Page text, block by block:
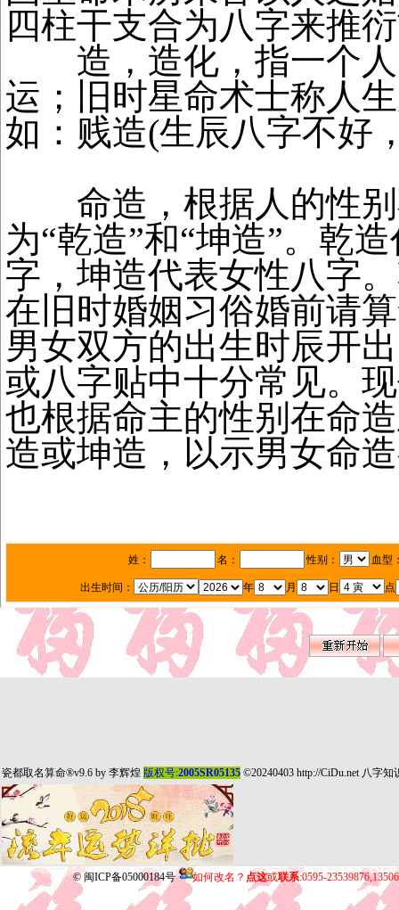
四柱干支合为八字来推
造，造化，指一个人
运；旧时星命术士称人
如：贱造(生辰八字不好
命造，根据人的性别
为“乾造”和“坤造”。乾
字，坤造代表女性八字
在旧时婚姻习俗婚前请
男女双方的出生时辰开
或八字贴中十分常见。
也根据命主的性别在命
造或坤造，以示男女命
姓： 名： 性别： 血型
出生时间： 年 月 日 点
瓷都取名算命®v9.6 by 李辉煌 版权号:2005SR05135 ©20240403 http://CiDu.net 八字知
© 闽ICP备05000184号 如何改名？ 点这或联系:0595-